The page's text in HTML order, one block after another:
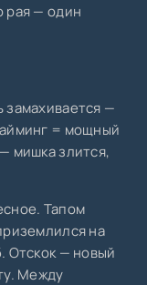
рая — один
замахивается —
= мощный
мишка злится,
Тапом
на
Отскок — новый
Между